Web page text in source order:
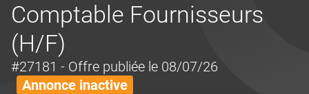
Comptable Fournisseurs
(H/F)
#27181 - Offre publiée le 08/07/26
Annonce inactive